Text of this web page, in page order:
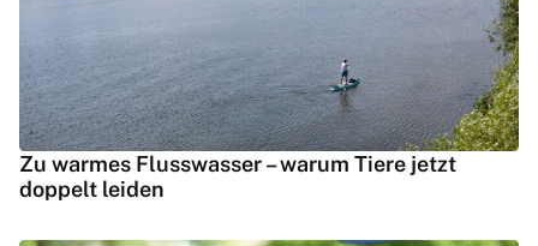
Zu warmes Flusswasser – warum Tiere jetzt
doppelt leiden